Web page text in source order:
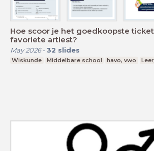
Hoe scoor je het goedkoopste
favoriete artiest?
May 2026- 32 slides
Wiskunde Middelbare school havo, vwo